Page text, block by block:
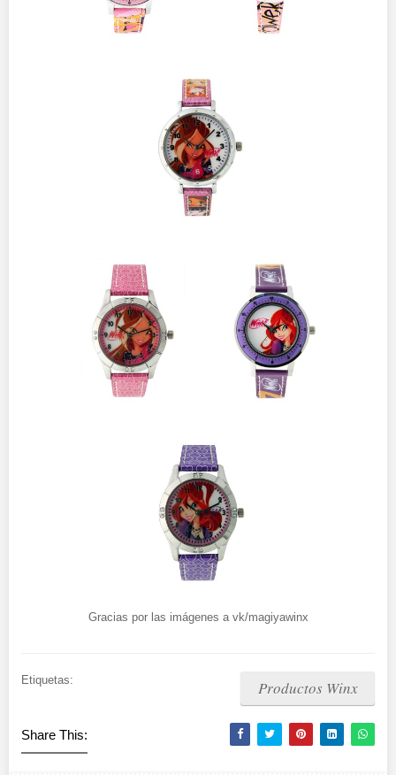
Gracias por las imágenes a vk/magiyawinx
Etiquetas: Productos Winx
Share This: